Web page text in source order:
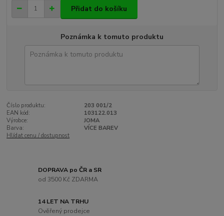
Přidat do košíku
Poznámka k tomuto produktu
Číslo produktu:
203 001/2
EAN kód:
103122.013
Výrobce:
JOMA
Barva:
VÍCE BAREV
Hlídat cenu / dostupnost
DOPRAVA po ČR a SR
od 3500 Kč ZDARMA
14 LET NA TRHU
Ověřený prodejce